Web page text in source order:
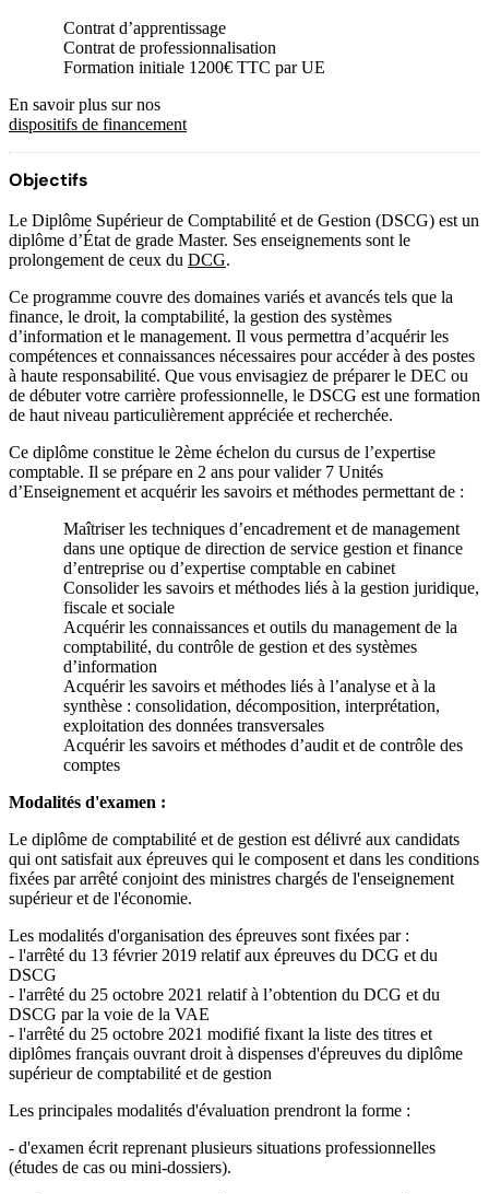
Contrat d’apprentissage
Contrat de professionnalisation
Formation initiale 1200€ TTC par UE
En savoir plus sur nos
dispositifs de financement
Objectifs
Le Diplôme Supérieur de Comptabilité et de Gestion (DSCG) est un
diplôme d’État de grade Master. Ses enseignements sont le
prolongement de ceux du DCG.
Ce programme couvre des domaines variés et avancés tels que la
finance, le droit, la comptabilité, la gestion des systèmes
d’information et le management. Il vous permettra d’acquérir les
compétences et connaissances nécessaires pour accéder à des postes
à haute responsabilité. Que vous envisagiez de préparer le DEC ou
de débuter votre carrière professionnelle, le DSCG est une formation
de haut niveau particulièrement appréciée et recherchée.
Ce diplôme constitue le 2ème échelon du cursus de l’expertise
comptable. Il se prépare en 2 ans pour valider 7 Unités
d’Enseignement et acquérir les savoirs et méthodes permettant de :
Maîtriser les techniques d’encadrement et de management
dans une optique de direction de service gestion et finance
d’entreprise ou d’expertise comptable en cabinet
Consolider les savoirs et méthodes liés à la gestion juridique,
fiscale et sociale
Acquérir les connaissances et outils du management de la
comptabilité, du contrôle de gestion et des systèmes
d’information
Acquérir les savoirs et méthodes liés à l’analyse et à la
synthèse : consolidation, décomposition, interprétation,
exploitation des données transversales
Acquérir les savoirs et méthodes d’audit et de contrôle des
comptes
Modalités d'examen :
Le diplôme de comptabilité et de gestion est délivré aux candidats
qui ont satisfait aux épreuves qui le composent et dans les conditions
fixées par arrêté conjoint des ministres chargés de l'enseignement
supérieur et de l'économie.
Les modalités d'organisation des épreuves sont fixées par :
- l'arrêté du 13 février 2019 relatif aux épreuves du DCG et du
DSCG
- l'arrêté du 25 octobre 2021 relatif à l’obtention du DCG et du
DSCG par la voie de la VAE
- l'arrêté du 25 octobre 2021 modifié fixant la liste des titres et
diplômes français ouvrant droit à dispenses d'épreuves du diplôme
supérieur de comptabilité et de gestion
Les principales modalités d'évaluation prendront la forme :
- d'examen écrit reprenant plusieurs situations professionnelles
(études de cas ou mini-dossiers).